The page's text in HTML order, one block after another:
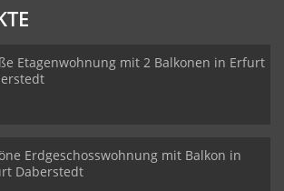
Etagenwohnung mit 2 Balkonen in Erfurt
Erdgeschosswohnung mit Balkon in
Daberstedt